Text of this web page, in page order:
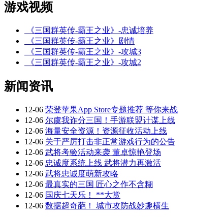
游戏视频
《三国群英传-霸王之业》-忠诚培养
《三国群英传-霸王之业》剧情
《三国群英传-霸王之业》-攻城3
《三国群英传-霸王之业》-攻城2
新闻资讯
12-06 荣登苹果App Store专题推荐 等你来战
12-06 尔虞我诈分三国！手游联盟计谋上线
12-06 海量安全资源！资源征收活动上线
12-06 关于严厉打击非正常游戏行为的公告
12-06 武将考验活动来袭 董卓惊艳登场
12-06 忠诚度系统上线 武将潜力再激活
12-06 武将忠诚度萌新攻略
12-06 最真实的三国 匠心之作不含糊
12-06 国庆七天乐！ **大赏
12-06 数据超奇葩！ 城市攻防战妙趣横生